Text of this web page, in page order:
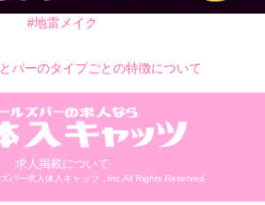
#地雷メイク
バーのタイプごとの特徴について
求人掲載について
バー求人体入キャッツ , Inc.All Rights Reserved.